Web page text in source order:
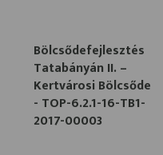
Bölcsődefejlesztés
Tatabányán II. –
Kertvárosi Bölcsőde
- TOP-6.2.1-16-TB1-
2017-00003